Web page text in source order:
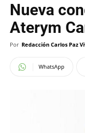
Nueva
Aterym
Por Redacción Carlos Paz
WhatsApp